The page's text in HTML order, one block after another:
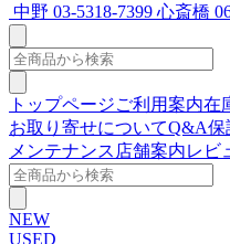
中野 03-5318-7399 心斎橋
トップページご利用案内在
お取り寄せについてQ&A保
メンテナンス 店舗案内レビ
NEW
USED